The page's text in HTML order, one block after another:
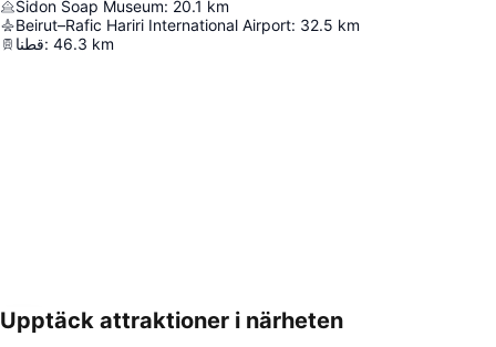
Sidon Soap Museum: 20.1 km
Beirut–Rafic Hariri International Airport: 32.5 km
قطنا: 46.3 km
Förstora kartan
Upptäck attraktioner i närheten